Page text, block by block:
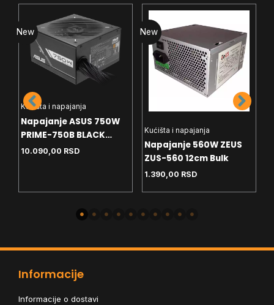
New
Kućišta i napajanja
Napajanje ASUS 750W
PRIME-750B BLACK
ATX12V 80+ Bronze
10.090,00 RSD
New
Kućišta i napajanja
Napajanje 560W ZEUS
ZUS-560 12cm Bulk
1.390,00 RSD
Informacije
Informacije o dostavi